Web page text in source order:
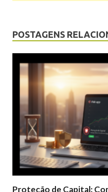
POSTAGENS
Proteção de Capital: